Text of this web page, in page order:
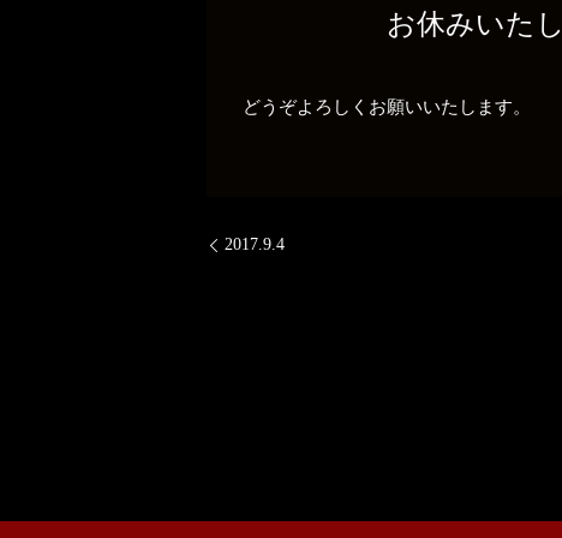
お休みいたしま
どうぞよろしくお願いいたします。
2017.9.4